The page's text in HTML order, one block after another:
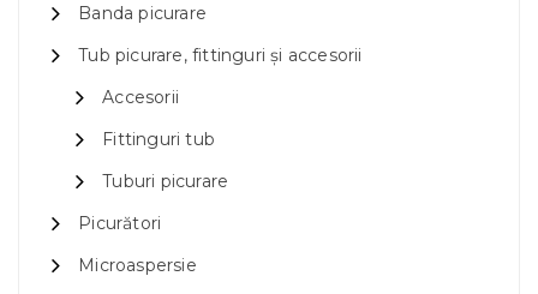
Banda picurare
Tub picurare, fittinguri și accesorii
Accesorii
Fittinguri tub
Tuburi picurare
Picurători
Microaspersie